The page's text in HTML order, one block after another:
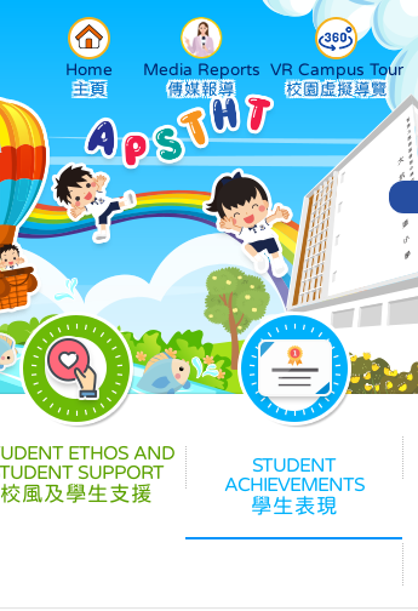
Home Media Reports VR Campus Tour
校風及學生支援
學生表現